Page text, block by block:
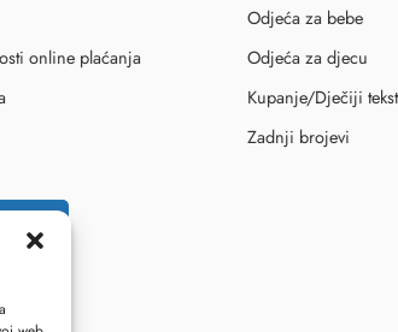
online plaćanja
Odjeća za bebe
Odjeća za djecu
Kupanje/Dječiji
Zadnji brojevi